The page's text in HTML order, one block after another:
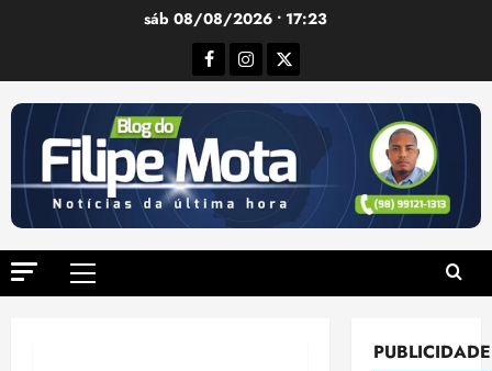
sáb 08/08/2026 • 17:23
Facebook
Instagram
Twitter
Menu
PUBLICIDADE